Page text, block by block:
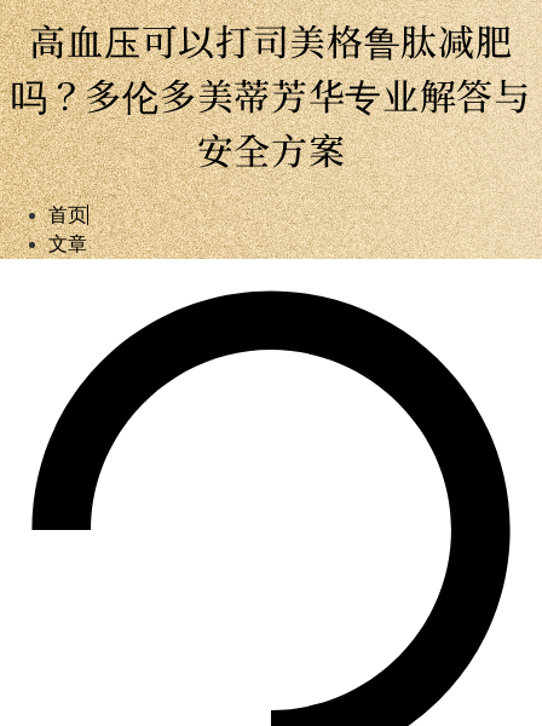
高血压可以打司美格鲁肽减肥
吗？多伦多美蒂芳华专业解答与
安全方案
首页
文章